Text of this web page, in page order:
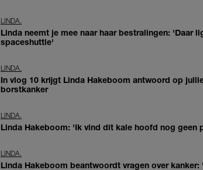
LINDA.
Linda neemt je mee naar haar bestralingen: 'Daar
spaceshuttle'
LINDA.
In vlog 10 krijgt Linda Hakeboom antwoord op
borstkanker
LINDA.
Linda Hakeboom: 'Ik vind dit kale hoofd nog geen
LINDA.
Linda Hakeboom beantwoordt vragen over kanker: